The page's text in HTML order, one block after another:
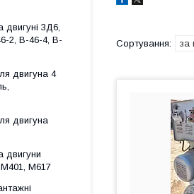
двигуні 3Д6,
2, B-46-4, B-
двигуна 4
двигуна
двигуни
М617